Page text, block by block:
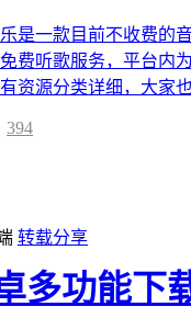
是一款目前不收费的
费听歌服务，平台内
资源分类详细，大家
394
转载分享
多功能下